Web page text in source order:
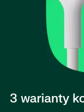
3 warianty